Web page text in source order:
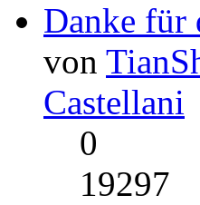
Danke für
von
Castellani
0
19297